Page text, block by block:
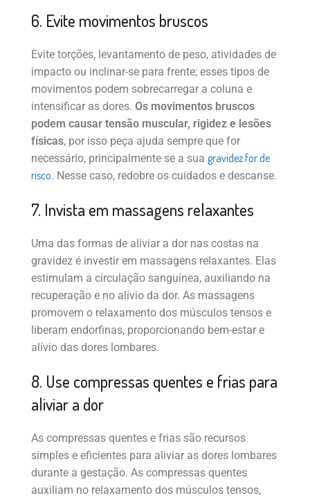
6. Evite movimentos bruscos
Evite torções, levantamento de peso, atividades de
impacto ou inclinar-se para frente; esses tipos de
movimentos podem sobrecarregar a coluna e
intensificar as dores. Os movimentos bruscos
podem causar tensão muscular, rigidez e lesões
físicas, por isso peça ajuda sempre que for
necessário, principalmente se a sua gravidez for de
risco. Nesse caso, redobre os cuidados e descanse.
7. Invista em massagens relaxantes
Uma das formas de aliviar a dor nas costas na
gravidez é investir em massagens relaxantes. Elas
estimulam a circulação sanguínea, auxiliando na
recuperação e no alívio da dor. As massagens
promovem o relaxamento dos músculos tensos e
liberam endorfinas, proporcionando bem-estar e
alívio das dores lombares.
8. Use compressas quentes e frias para
aliviar a dor
As compressas quentes e frias são recursos
simples e eficientes para aliviar as dores lombares
durante a gestação. As compressas quentes
auxiliam no relaxamento dos músculos tensos,